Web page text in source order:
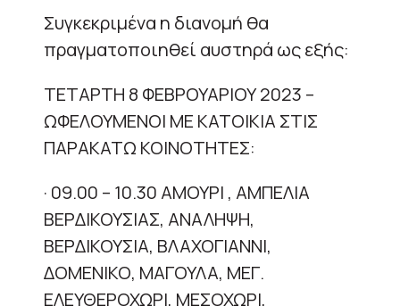
Συγκεκριμένα η διανομή θα
πραγματοποιηθεί αυστηρά ως εξής:
ΤΕΤΑΡΤΗ 8 ΦΕΒΡΟΥΑΡΙΟΥ 2023 –
ΩΦΕΛΟΥΜΕΝΟΙ ΜΕ ΚΑΤΟΙΚΙΑ ΣΤΙΣ
ΠΑΡΑΚΑΤΩ ΚΟΙΝΟΤΗΤΕΣ:
· 09.00 – 10.30 ΑΜΟΥΡΙ , ΑΜΠΕΛΙΑ
ΒΕΡΔΙΚΟΥΣΙΑΣ, ΑΝΑΛΗΨΗ,
ΒΕΡΔΙΚΟΥΣΙΑ, ΒΛΑΧΟΓΙΑΝΝΙ,
ΔΟΜΕΝΙΚΟ, ΜΑΓΟΥΛΑ, ΜΕΓ.
ΕΛΕΥΘΕΡΟΧΩΡΙ, ΜΕΣΟΧΩΡΙ,